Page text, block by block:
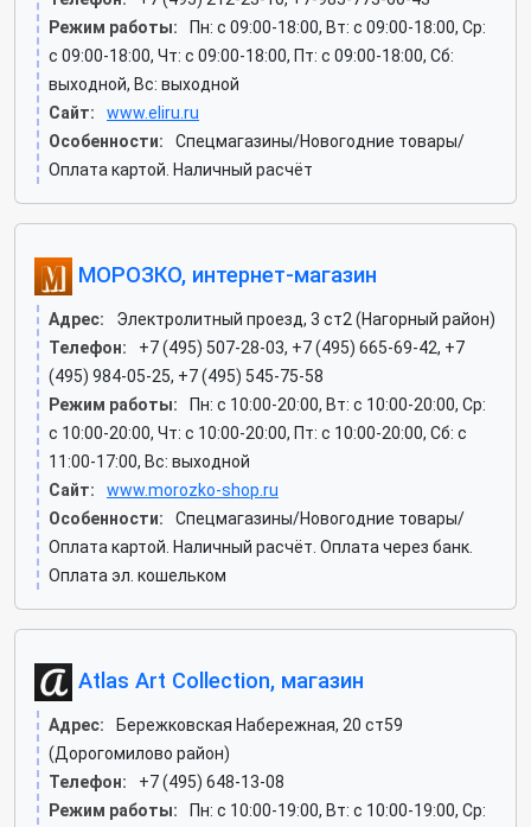
Режим работы:
Пн: c 09:00-18:00, Вт: c 09:00-18:00, Ср:
c 09:00-18:00, Чт: c 09:00-18:00, Пт: c 09:00-18:00, Сб:
выходной, Вс: выходной
Сайт:
www.eliru.ru
Особенности:
Спецмагазины/Новогодние товары/
Оплата картой. Наличный расчёт
МОРОЗКО, интернет-магазин
Адрес:
Электролитный проезд, 3 ст2 (Нагорный район)
Телефон:
+7 (495) 507-28-03, +7 (495) 665-69-42, +7
(495) 984-05-25, +7 (495) 545-75-58
Режим работы:
Пн: c 10:00-20:00, Вт: c 10:00-20:00, Ср:
c 10:00-20:00, Чт: c 10:00-20:00, Пт: c 10:00-20:00, Сб: c
11:00-17:00, Вс: выходной
Сайт:
www.morozko-shop.ru
Особенности:
Спецмагазины/Новогодние товары/
Оплата картой. Наличный расчёт. Оплата через банк.
Оплата эл. кошельком
Atlas Art Collection, магазин
Адрес:
Бережковская Набережная, 20 ст59
(Дорогомилово район)
Телефон:
+7 (495) 648-13-08
Режим работы:
Пн: c 10:00-19:00, Вт: c 10:00-19:00, Ср: